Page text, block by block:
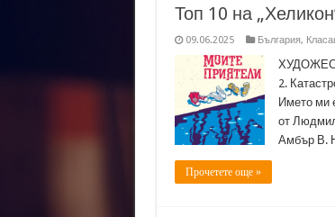
Топ 10 на
09.06.2025 България,
2.
Името ми
от
Амбър В.
Прочетете още »